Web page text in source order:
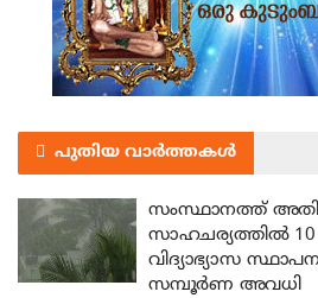
പുതിയ വാർത്തകൾ
സംസ്ഥാനത്ത്
സാഹചര്യത്തിൽ 10
വിദ്യാഭ്യാസ
സമ്പൂർണ അവധി